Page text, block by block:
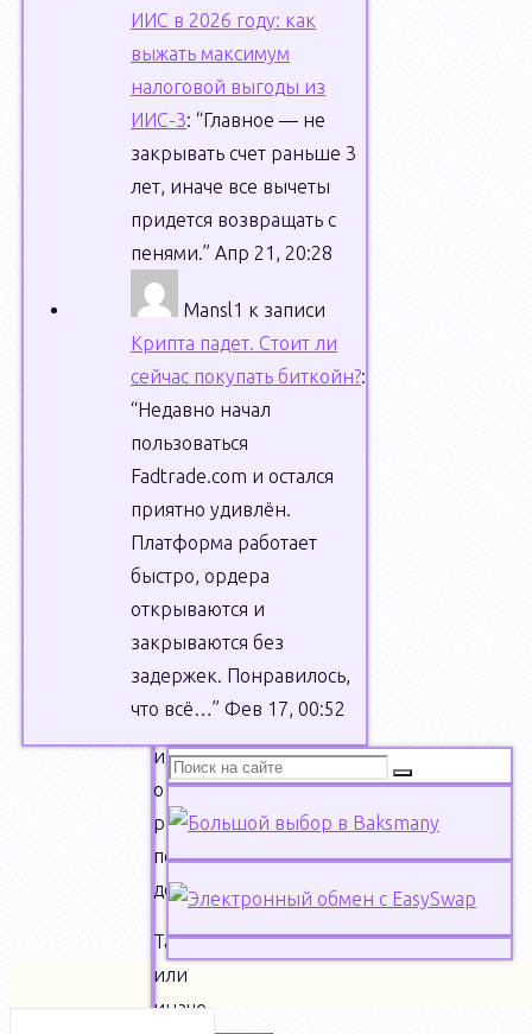
хеджирование
рисков
и
как
это
работает.
любит
рисковать.
Правда?
Особенно,
если
идёт
о
риске
потерять
деньги.
Так
или
иначе,
ИИС в 2026 году: как
выжать максимум
налоговой выгоды из
ИИС-3: “Главное — не
закрывать счет раньше 3
лет, иначе все вычеты
придется возвращать с
пенями.” Апр 21, 20:28
Mansl1 к записи
Крипта падет. Стоит ли
сейчас покупать биткойн?:
“Недавно начал
пользоваться
Fadtrade.com и остался
приятно удивлён.
Платформа работает
быстро, ордера
открываются и
закрываются без
задержек. Понравилось,
что всё…” Фев 17, 00:52
Что
Поиск